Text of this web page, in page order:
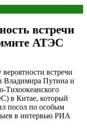
встречи
АТЭС
встречи
Владимира Путина и
Тихоокеанского
в Китае, который
посол по особым
в интервью РИА